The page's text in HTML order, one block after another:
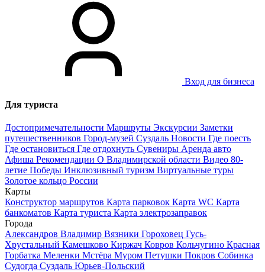
Вход для бизнеса
Для туриста
Достопримечательности Маршруты Экскурсии Заметки
путешественников Город-музей Суздаль Новости Где поесть
Где остановиться Где отдохнуть Сувениры Аренда авто
Афиша Рекомендации О Владимирской области Видео 80-
летие Победы Инклюзивный туризм Виртуальные туры
Золотое кольцо России
Карты
Конструктор маршрутов Карта парковок Карта WC Карта
банкоматов Карта туриста Карта электрозаправок
Города
Александров Владимир Вязники Гороховец Гусь-
Хрустальный Камешково Киржач Ковров Кольчугино Красная
Горбатка Меленки Мстёра Муром Петушки Покров Собинка
Судогда Суздаль Юрьев-Польский